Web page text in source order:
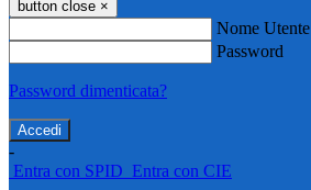
button close ×
Nome Utente
Password
Password dimenticata?
-
Entra con SPID Entra con CIE